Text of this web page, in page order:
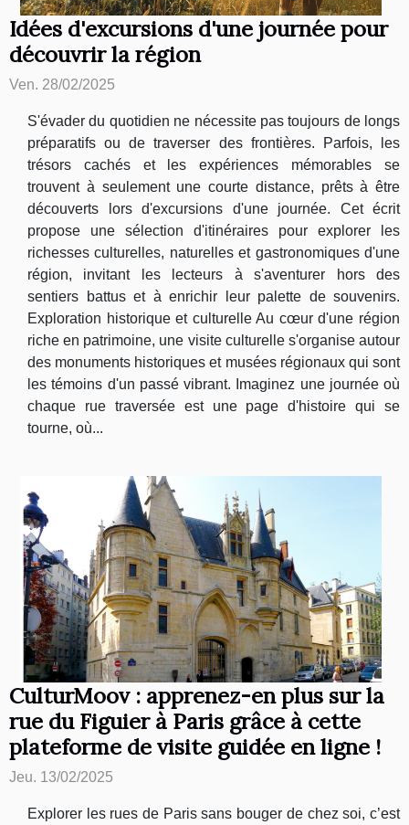
Idées d'excursions d'une journée pour
découvrir la région
Ven. 28/02/2025
S'évader du quotidien ne nécessite pas toujours de longs
préparatifs ou de traverser des frontières. Parfois, les
trésors cachés et les expériences mémorables se
trouvent à seulement une courte distance, prêts à être
découverts lors d'excursions d'une journée. Cet écrit
propose une sélection d'itinéraires pour explorer les
richesses culturelles, naturelles et gastronomiques d'une
région, invitant les lecteurs à s'aventurer hors des
sentiers battus et à enrichir leur palette de souvenirs.
Exploration historique et culturelle Au cœur d'une région
riche en patrimoine, une visite culturelle s'organise autour
des monuments historiques et musées régionaux qui sont
les témoins d'un passé vibrant. Imaginez une journée où
chaque rue traversée est une page d'histoire qui se
tourne, où...
CulturMoov : apprenez-en plus sur la
rue du Figuier à Paris grâce à cette
plateforme de visite guidée en ligne !
Jeu. 13/02/2025
Explorer les rues de Paris sans bouger de chez soi, c’est